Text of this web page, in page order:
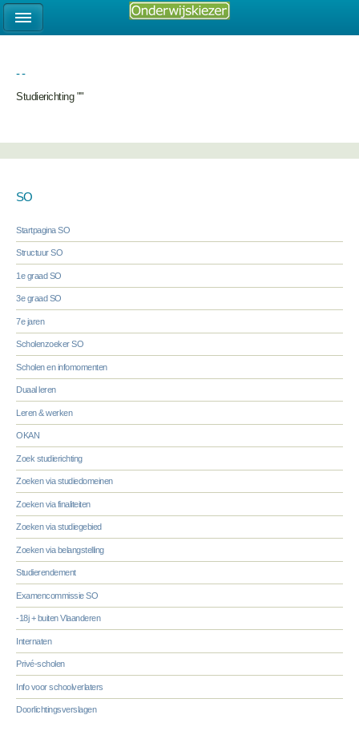
- -
Studierichting ""
SO
Startpagina SO
Structuur SO
1e graad SO
3e graad SO
7e jaren
Scholenzoeker SO
Scholen en infomomenten
Duaal leren
Leren & werken
OKAN
Zoek studierichting
Zoeken via studiedomeinen
Zoeken via finaliteiten
Zoeken via studiegebied
Zoeken via belangstelling
Studierendement
Examencommissie SO
-18j + buiten Vlaanderen
Internaten
Privé-scholen
Info voor schoolverlaters
Doorlichtingsverslagen